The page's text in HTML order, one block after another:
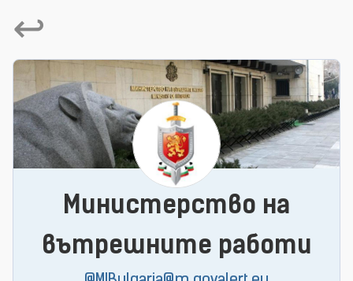
↩
Министерство на
вътрешните работи